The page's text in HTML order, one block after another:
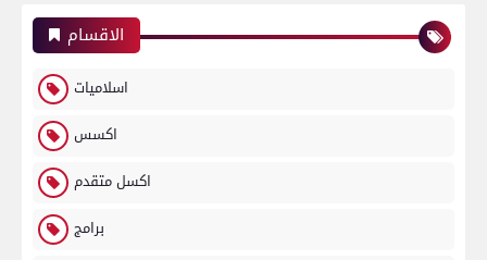
الاقسام
اسلاميات
اكسس
اكسل متقدم
برامج